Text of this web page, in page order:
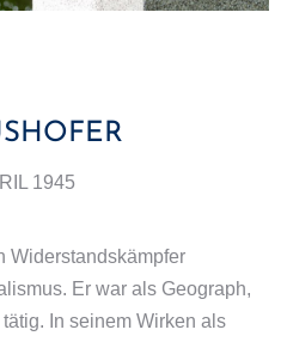
1945
Widerstandskämpfer
Er war als Geograph,
In seinem Wirken als